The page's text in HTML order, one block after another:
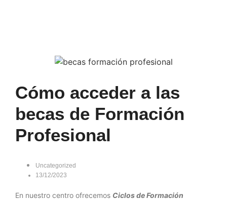
Cómo acceder a las
becas de Formación
Profesional
Uncategorized
13/12/2023
En nuestro centro ofrecemos Ciclos de Formación